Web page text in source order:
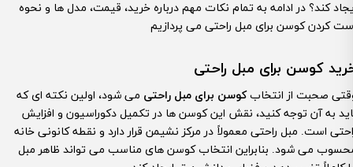
کند؟ در ادامه به تمام نکات مهم درباره خرید، قیمت، مدل ها و نحوه
کوسن برای مبل راحتی
صحبت از انتخابکوسن برای مبل راحتی می شود، اولین نکته ای که
به آن توجه کنید، نقش این کوسن ها در تکمیل دکوراسیون و افزایش
است. مبل راحتی معمولاً در مرکز نشیمن قرار دارد و نقطه کانونی خانه
می شود. بنابراین انتخاب کوسن های مناسب می تواند ظاهر مبل